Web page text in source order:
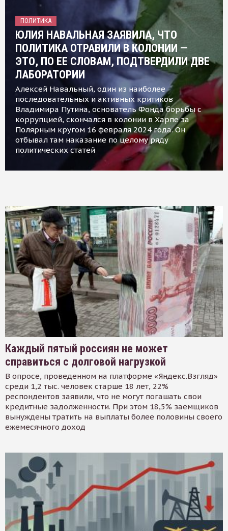
ПОЛИТИКА
ЮЛИЯ НАВАЛЬНАЯ ЗАЯВИЛА, ЧТО
ПОЛИТИКА ОТРАВИЛИ В КОЛОНИИ —
ЭТО, ПО ЕЕ СЛОВАМ, ПОДТВЕРДИЛИ ДВЕ
ЛАБОРАТОРИИ
Алексей Навальный, один из наиболее
последовательных и активных критиков
Владимира Путина, основатель Фонда борьбы с
коррупцией, скончался в колонии в Харпе за
Полярным кругом 16 февраля 2024 года. Он
отбывал там наказание по целому ряду
политических статей
Каждый пятый россиян не может
справиться с долговой нагрузкой
В опросе, проведенном на платформе «Яндекс.Взгляд»
среди 1,2 тыс. человек старше 18 лет, 22%
респондентов заявили, что не могут погашать свои
кредитные задолженности. При этом 18,5% заемщиков
вынуждены тратить на выплаты более половины своего
ежемесячного доход